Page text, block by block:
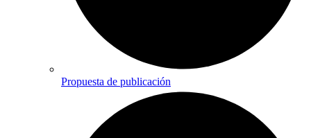
Propuesta de publicación